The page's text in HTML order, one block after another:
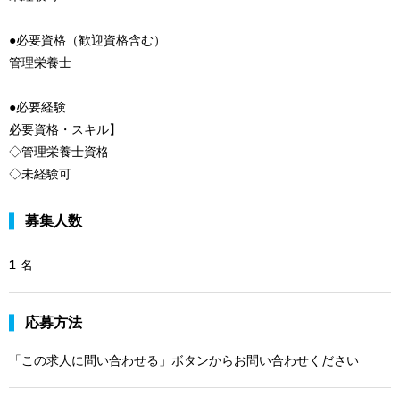
●必要資格（歓迎資格含む）
管理栄養士
●必要経験
必要資格・スキル】
◇管理栄養士資格
◇未経験可
募集人数
1 名
応募方法
「この求人に問い合わせる」ボタンからお問い合わせください